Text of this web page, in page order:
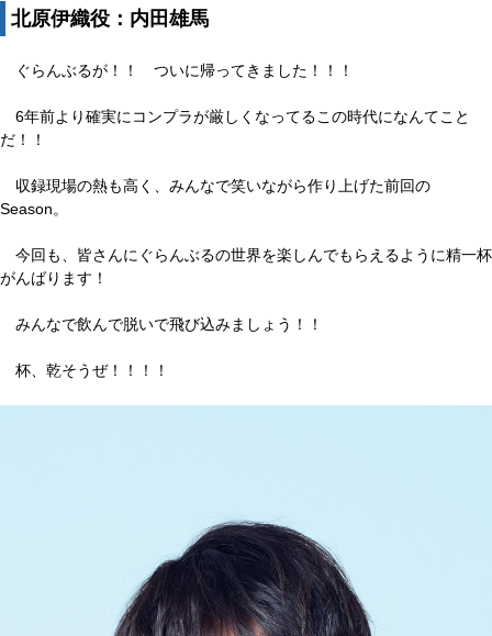
北原伊織役：内田雄馬
ぐらんぶるが！！ ついに帰ってきました！！！
6年前より確実にコンプラが厳しくなってるこの時代になんてこと
だ！！
収録現場の熱も高く、みんなで笑いながら作り上げた前回の
Season。
今回も、皆さんにぐらんぶるの世界を楽しんでもらえるように精一杯
がんばります！
みんなで飲んで脱いで飛び込みましょう！！
杯、乾そうぜ！！！！